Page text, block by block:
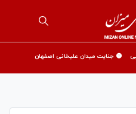
🟡 جنایت میدان علیخانی اصفهان